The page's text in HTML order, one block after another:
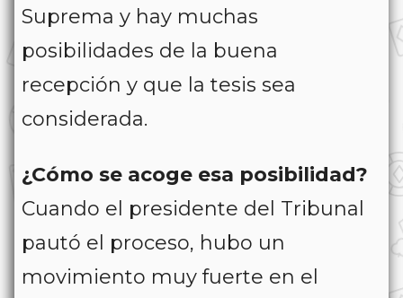
Suprema y hay muchas
posibilidades de la buena
recepción y que la tesis sea
considerada.
¿Cómo se acoge esa posibilidad?
Cuando el presidente del Tribunal
pautó el proceso, hubo un
movimiento muy fuerte en el